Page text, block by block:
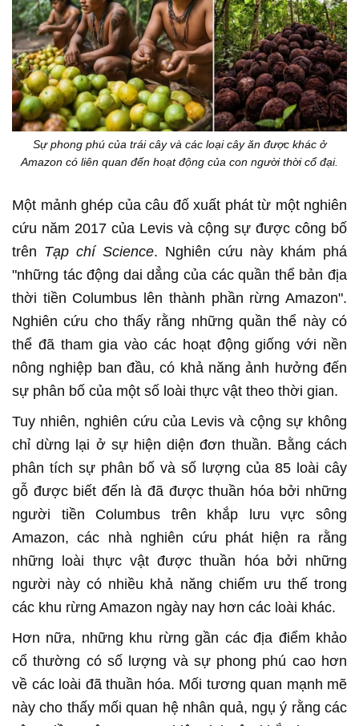
Sự phong phú của trái cây và các loại cây ăn được khác ở
Amazon có liên quan đến hoạt động của con người thời cổ đại.
Một mảnh ghép của câu đố xuất phát từ một nghiên
cứu năm 2017 của Levis và cộng sự được công bố
trên Tạp chí Science. Nghiên cứu này khám phá
"những tác động dai dẳng của các quần thể bản địa
thời tiền Columbus lên thành phần rừng Amazon".
Nghiên cứu cho thấy rằng những quần thể này có
thể đã tham gia vào các hoạt động giống với nền
nông nghiệp ban đầu, có khả năng ảnh hưởng đến
sự phân bố của một số loài thực vật theo thời gian.
Tuy nhiên, nghiên cứu của Levis và cộng sự không
chỉ dừng lại ở sự hiện diện đơn thuần. Bằng cách
phân tích sự phân bố và số lượng của 85 loài cây
gỗ được biết đến là đã được thuần hóa bởi những
người tiền Columbus trên khắp lưu vực sông
Amazon, các nhà nghiên cứu phát hiện ra rằng
những loài thực vật được thuần hóa bởi những
người này có nhiều khả năng chiếm ưu thế trong
các khu rừng Amazon ngày nay hơn các loài khác.
Hơn nữa, những khu rừng gần các địa điểm khảo
cổ thường có số lượng và sự phong phú cao hơn
về các loài đã thuần hóa. Mối tương quan mạnh mẽ
này cho thấy mối quan hệ nhân quả, ngụ ý rằng các